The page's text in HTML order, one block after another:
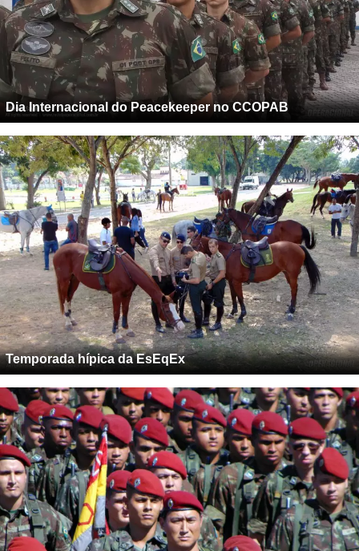
Dia Internacional do Peacekeeper no CCOPAB
Temporada hípica da EsEqEx